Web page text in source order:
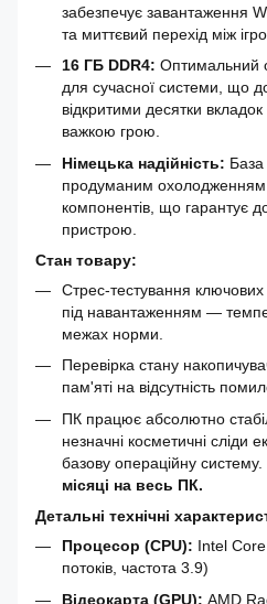
забезпечує завантаження
та миттєвий перехід між
16 ГБ DDR4: Оптимальний
для сучасної системи, що
відкритими десятки
важкою грою.
Німецька надійність: База
продуманим охолодженням
компонентів, що гарантує
пристрою.
Стан товару:
Стрес-тестування
під навантаженням —
межах норми.
Перевірка стану
пам'яті на відсутність
ПК працює абсолютно
незначні косметичні сліди
базову операційну систему.
місяці на весь ПК.
Детальні технічні
Процесор (CPU): Intel
потоків, частота 3.9)
Відеокарта (GPU): AMD